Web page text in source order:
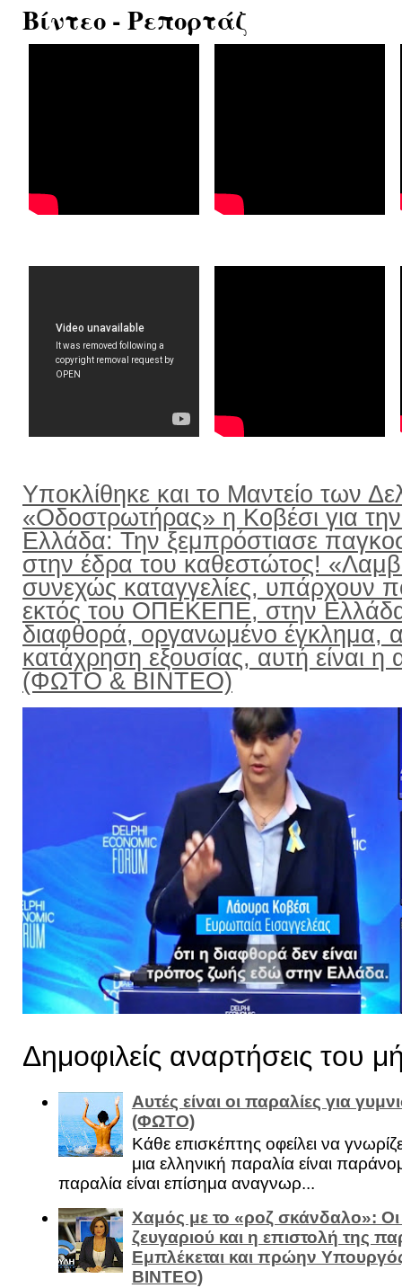
Βίντεο - Ρεπορτάζ
Υποκλίθηκε και το Μαντείο των
«Οδοστρωτήρας» η Κοβέσι για
Ελλάδα: Την ξεμπρόστιασε
στην έδρα του καθεστώτος!
συνεχώς καταγγελίες, υπάρχουν
εκτός του ΟΠΕΚΕΠΕ, στην
διαφθορά, οργανωμένο έγκλημα,
κατάχρηση εξουσίας, αυτή είναι η
(ΦΩΤΟ & ΒΙΝΤΕΟ)
Δημοφιλείς αναρτήσεις του
Αυτές είναι οι παραλίες για
(ΦΩΤΟ)
Κάθε επισκέπτης οφείλει να
μια ελληνική παραλία είναι
παραλία είναι επίσημα αναγνωρ...
Χαμός με το «ροζ σκάνδαλο»: Οι
ζευγαριού και η επιστολή της
Εμπλέκεται και πρώην
ΒΙΝΤΕΟ)